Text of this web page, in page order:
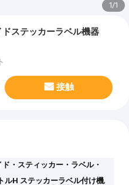
1/1
ステッカーラベル機器
接触
・スティッカー・ラベル・
ルH ステッカーラベル付け機,